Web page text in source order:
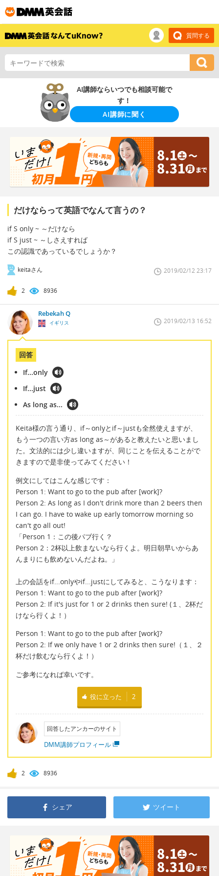
質問する
AI講師ならいつでも相談可能で
す！
AI講師に聞く
だけならって英語でなんて言うの？
if S only ~ ～だけなら
if S just ~ ～しさえすれば
この認識であっているでしょうか？
keitaさん 2019/02/12 23:17
2 8936
Rebekah Q
イギリス 2019/02/13 16:52
回答
If...only
If...just
As long as...
Keita様の言う通り、if～onlyとif～justも全然使えますが、
もう一つの言い方as long as～があると教えたいと思いまし
た。文法的には少し違いますが、同じことを伝えることがで
きますので是非使ってみてください！
例文にしてはこんな感じです：
Person 1: Want to go to the pub after [work]?
Person 2: As long as I don't drink more than 2 beers then
I can go. I have to wake up early tomorrow morning so
can't go all out!
「Person 1：この後パブ行く？
Person 2：2杯以上飲まないなら行くよ。明日朝早いからあ
んまりにも飲めないんだよね。」
上の会話をif...onlyやif...justにしてみると、こうなります：
Person 1: Want to go to the pub after [work]?
Person 2: If it's just for 1 or 2 drinks then sure! (１、2杯だ
けなら行くよ！）
Person 1: Want to go to the pub after [work]?
Person 2: If we only have 1 or 2 drinks then sure!（１、２
杯だけ飲むなら行くよ！）
ご参考になれば幸いです。
役に立った 2
回答したアンカーのサイト
DMM講師プロフィール
2 8936
シェア ツイート